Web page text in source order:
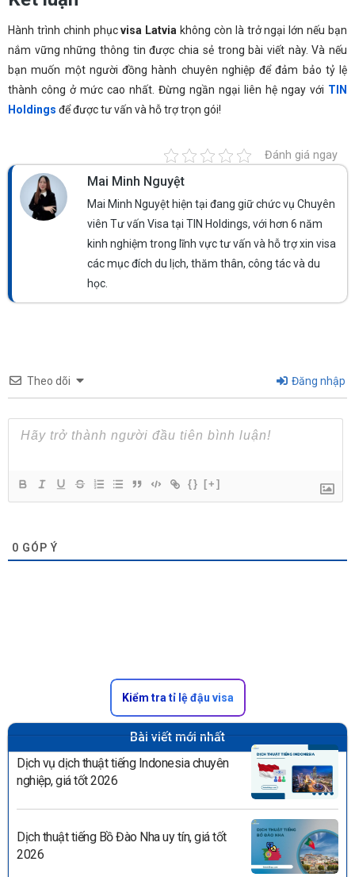
Hành trình chinh phụcvisa Latvia không còn là trở ngại lớn nếu bạn
nắm vững những thông tin được chia sẻ trong bài viết này. Và nếu
bạn muốn một người đồng hành chuyên nghiệp để đảm bảo tỷ lệ
thành công ở mức cao nhất. Đừng ngần ngại liên hệ ngay với TIN
Holdings để được tư vấn và hỗ trợ trọn gói!
Đánh giá ngay
Mai Minh Nguyệt
Mai Minh Nguyệt hiện tại đang giữ chức vụ Chuyên
viên Tư vấn Visa tại TIN Holdings, với hơn 6 năm
kinh nghiệm trong lĩnh vực tư vấn và hỗ trợ xin visa
các mục đích du lịch, thăm thân, công tác và du
học.
Theo dõi Đăng nhập
{} [+]
0 GÓP Ý
Kiểm tra tỉ lệ đậu visa
Bài viết mới nhất
Dịch vụ dịch thuật tiếng Indonesia chuyên
nghiệp, giá tốt 2026
Dịch thuật tiếng Bồ Đào Nha uy tín, giá tốt
2026